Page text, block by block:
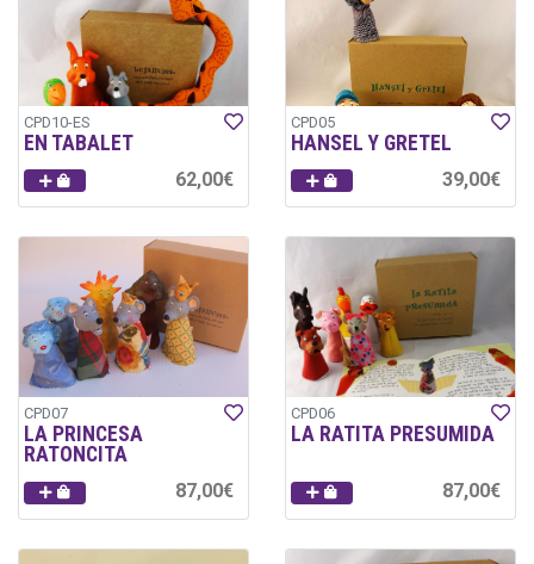
CPD10-ES
EN TABALET
62,00€
CPD05
HANSEL Y GRETEL
39,00€
CPD07
LA PRINCESA
RATONCITA
87,00€
CPD06
LA RATITA PRESUMIDA
87,00€